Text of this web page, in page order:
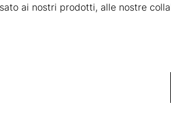
ai nostri prodotti, alle nostre